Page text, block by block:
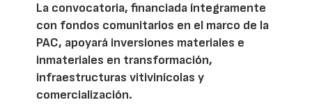
La convocatoria, financiada íntegramente
con fondos comunitarios en el marco de la
PAC, apoyará inversiones materiales e
inmateriales en transformación,
infraestructuras vitivinícolas y
comercialización.